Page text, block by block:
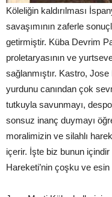
Köleliğin kaldırılması
savaşımının zaferle
getirmiştir. Küba Devrim
proletaryasının ve
sağlanmıştır. Kastro,
yurdunu canından çok
tutkuyla savunmayı,
sonsuz inanç duymayı
moralimizin ve silahlı
içerir. İşte biz bunun
Hareketi’nin çoşku ve esin